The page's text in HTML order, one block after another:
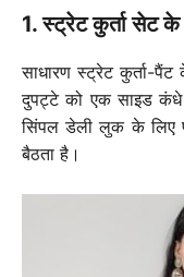
1. स्ट्रेट कुर्ता सेट
साधारण स्ट्रेट कुर्ता-
दुपट्टे को एक साइड
सिंपल डेली लुक के लिए
बैठता है।